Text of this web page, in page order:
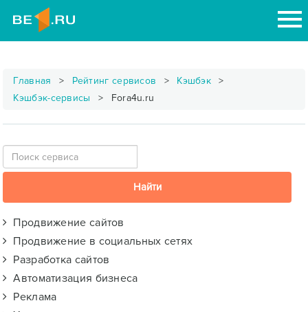
Главная Рейтинг сервисов
Кэшбэк
Кэшбэк-сервисы
Fora4u.ru
Продвижение сайтов
Продвижение в социальных сетях
Разработка сайтов
Автоматизация бизнеса
Реклама